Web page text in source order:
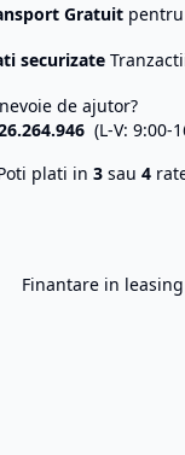
Gratuit
securizate
de ajutor?
(L-V: 9:00-
plati in 3 sau 4
Finantare in